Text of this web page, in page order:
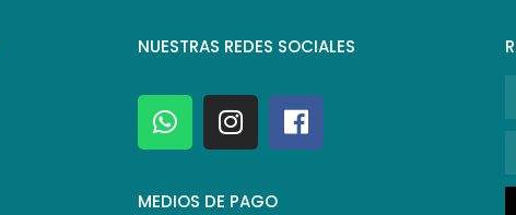
NUESTRAS REDES SOCIALES
W
h
t
I
n
t
F
a
MEDIOS DE PAGO